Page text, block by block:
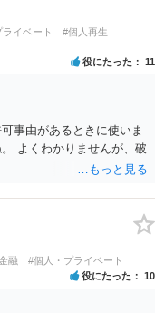
管財人に彼女様名義での
人が彼女様に対して調査
疑わしい行為がなければ
となっていますので第三
はありません（保証人な
普段の法律相談の中で、
スポートに破産したこと
とは多いですが、このよ
についてはケースバイケ
場合には、直接弁護士に
イベート
#個人再生
役にたった 11
事由があるときに使いま
よくわかりませんが、破
融 #個人・プライベート
役にたった 10